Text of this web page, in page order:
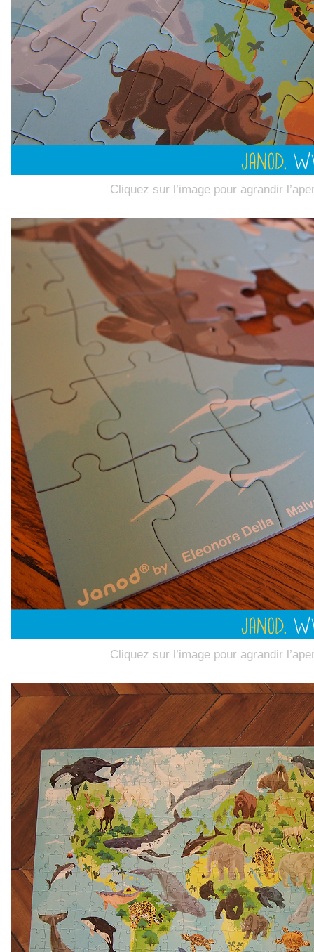
Cliquez sur l’image pour agrandir
Cliquez sur l’image pour agrandir